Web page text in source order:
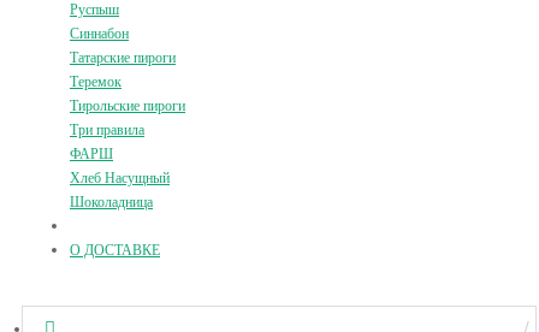
Руспыш
Синнабон
Татарские пироги
Теремок
Тирольские пироги
Три правила
ФАРШ
Хлеб Насущный
Шоколадница
О ДОСТАВКЕ